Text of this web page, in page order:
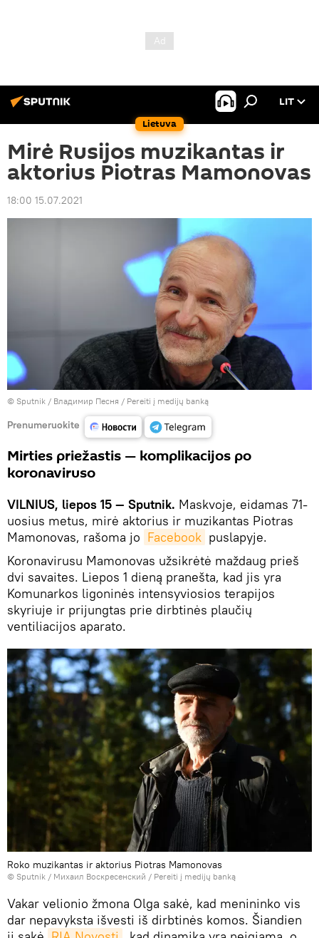
Lietuva
LIT
Mirė Rusijos muzikantas ir
aktorius Piotras Mamonovas
18:00 15.07.2021
© Sputnik / Владимир Песня / Pereiti į medijų banką
Prenumeruokite
Mirties priežastis — komplikacijos po
koronaviruso
VILNIUS, liepos 15 — Sputnik. Maskvoje, eidamas 71-
uosius metus, mirė aktorius ir muzikantas Piotras
Mamonovas, rašoma jo Facebook puslapyje.
Koronavirusu Mamonovas užsikrėtė maždaug prieš
dvi savaites. Liepos 1 dieną pranešta, kad jis yra
Komunarkos ligoninės intensyviosios terapijos
skyriuje ir prijungtas prie dirbtinės plaučių
ventiliacijos aparato.
Roko muzikantas ir aktorius Piotras Mamonovas
© Sputnik / Михаил Воскресенский / Pereiti į medijų banką
Vakar velionio žmona Olga sakė, kad menininko vis
dar nepavyksta išvesti iš dirbtinės komos. Šiandien